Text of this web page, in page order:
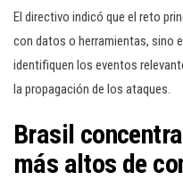
El directivo indicó que el reto
con datos o herramientas, sino
identifiquen los eventos
la propagación de los ataques.
Brasil
más altos de